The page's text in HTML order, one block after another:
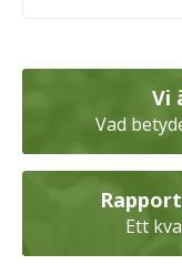
Vi
Vad
Ett